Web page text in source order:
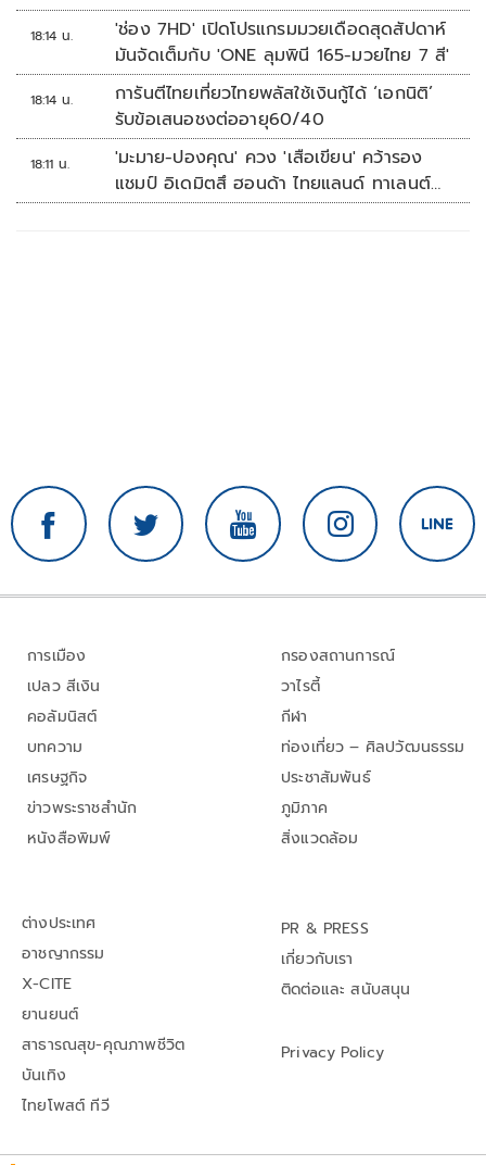
18:14 น.
'ช่อง 7HD' เปิดโปรแกรมมวยเดือดสุดสัปดาห์
มันจัดเต็มกับ 'ONE ลุมพินี 165-มวยไทย 7 สี'
18:14 น.
การันตีไทยเที่ยวไทยพลัสใช้เงินกู้ได้ ‘เอกนิติ’
รับข้อเสนอชงต่ออายุ60/40
18:11 น.
'มะมาย-ปองคุณ' ควง 'เสือเขียน' คว้ารอง
แชมป์ อิเดมิตสึ ฮอนด้า ไทยแลนด์ ทาเลนต์
คัพ สนาม 3
การเมือง
เปลว สีเงิน
คอลัมนิสต์
บทความ
เศรษฐกิจ
ข่าวพระราชสำนัก
หนังสือพิมพ์
กรองสถานการณ์
วาไรตี้
กีฬา
ท่องเที่ยว – ศิลปวัฒนธรรม
ประชาสัมพันธ์
ภูมิภาค
สิ่งแวดล้อม
ต่างประเทศ
อาชญากรรม
X-CITE
ยานยนต์
สาธารณสุข-คุณภาพชีวิต
บันเทิง
ไทยโพสต์ ทีวี
PR & PRESS
เกี่ยวกับเรา
ติดต่อและ สนับสนุน
Privacy Policy